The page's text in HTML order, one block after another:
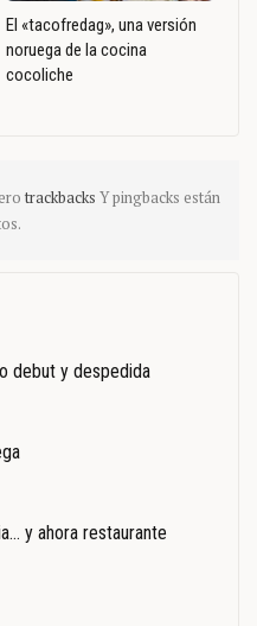
El «tacofredag», una versión
noruega de la cocina
cocoliche
trackbacks Y pingbacks están
debut y despedida
y ahora restaurante